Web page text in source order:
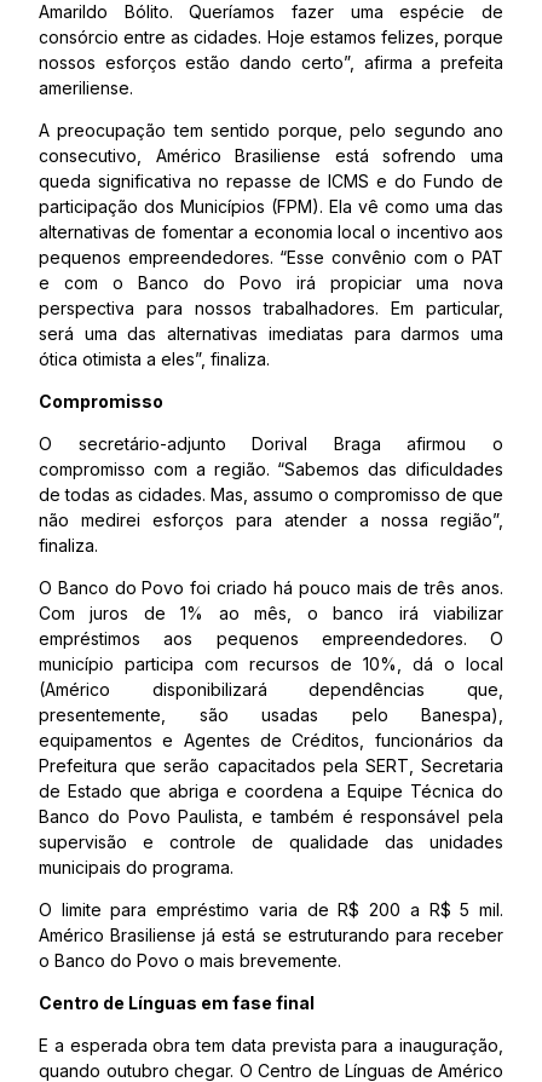
Amarildo Bólito. Queríamos fazer uma espécie de
consórcio entre as cidades. Hoje estamos felizes, porque
nossos esforços estão dando certo”, afirma a prefeita
ameriliense.
A preocupação tem sentido porque, pelo segundo ano
consecutivo, Américo Brasiliense está sofrendo uma
queda significativa no repasse de ICMS e do Fundo de
participação dos Municípios (FPM). Ela vê como uma das
alternativas de fomentar a economia local o incentivo aos
pequenos empreendedores. “Esse convênio com o PAT
e com o Banco do Povo irá propiciar uma nova
perspectiva para nossos trabalhadores. Em particular,
será uma das alternativas imediatas para darmos uma
ótica otimista a eles”, finaliza.
Compromisso
O secretário-adjunto Dorival Braga afirmou o
compromisso com a região. “Sabemos das dificuldades
de todas as cidades. Mas, assumo o compromisso de que
não medirei esforços para atender a nossa região”,
finaliza.
O Banco do Povo foi criado há pouco mais de três anos.
Com juros de 1% ao mês, o banco irá viabilizar
empréstimos aos pequenos empreendedores. O
município participa com recursos de 10%, dá o local
(Américo disponibilizará dependências que,
presentemente, são usadas pelo Banespa),
equipamentos e Agentes de Créditos, funcionários da
Prefeitura que serão capacitados pela SERT, Secretaria
de Estado que abriga e coordena a Equipe Técnica do
Banco do Povo Paulista, e também é responsável pela
supervisão e controle de qualidade das unidades
municipais do programa.
O limite para empréstimo varia de R$ 200 a R$ 5 mil.
Américo Brasiliense já está se estruturando para receber
o Banco do Povo o mais brevemente.
Centro de Línguas em fase final
E a esperada obra tem data prevista para a inauguração,
quando outubro chegar. O Centro de Línguas de Américo